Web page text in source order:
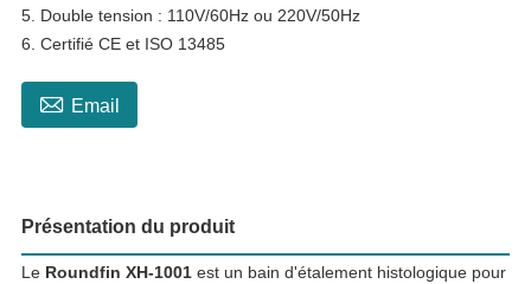
5. Double tension : 110V/60Hz ou 220V/50Hz
6. Certifié CE et ISO 13485
 Email
Présentation du produit
Le Roundfin XH-1001est un bain d'étalement histologique pour